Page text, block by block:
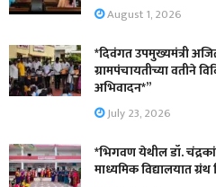
August 1, 2026
*दिवंगत उपमुख्यमंत्री
ग्रामपंचायतीच्या वतीने
अभिवादन*”
July 23, 2026
*भिगवण येथील डॉ.
माध्यमिक विद्यालयात